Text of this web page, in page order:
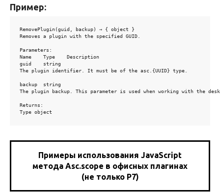
Пример:
RemovePlugin(guid, backup) → { object }
Removes a plugin with the specified GUID.
Parameters:
Name	Type	Description
guid	string
The plugin identifier. It must be of the asc.{UUID} type.
backup	string
The plugin backup. This parameter is used when working with the
Returns:
Type object
Примеры использования JavaScript
метода Asc.scope в офисных плагинах
(не только Р7)